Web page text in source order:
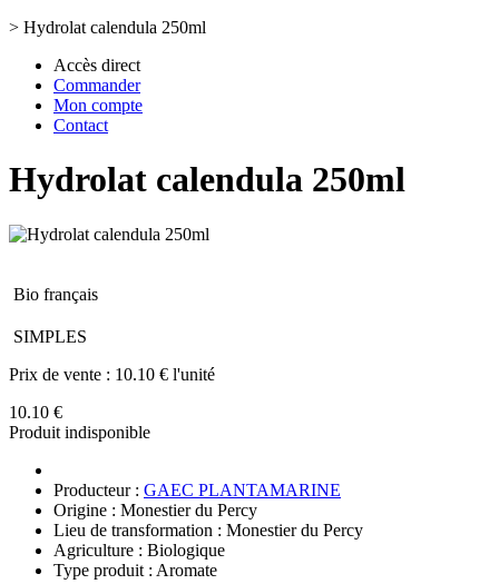
> Hydrolat calendula 250ml
Accès direct
Commander
Mon compte
Contact
Hydrolat calendula 250ml
Bio français
SIMPLES
Prix de vente : 10.10 € l'unité
10.10 €
Produit indisponible
Producteur : GAEC PLANTAMARINE
Origine : Monestier du Percy
Lieu de transformation : Monestier du Percy
Agriculture : Biologique
Type produit : Aromate